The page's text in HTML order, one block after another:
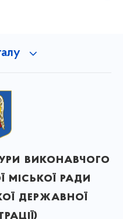
виконавчого
міської ради
державної